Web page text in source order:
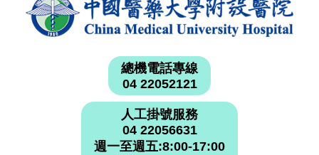
總機電話專線
04 22052121
人工掛號服務
04 22056631
週一至週五:8:00-17:00